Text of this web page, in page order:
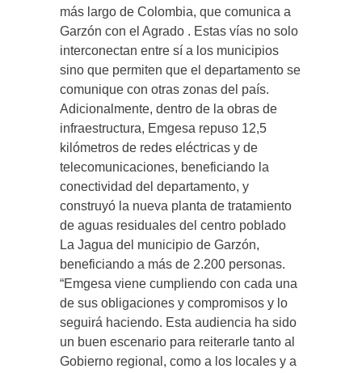
más largo de Colombia, que comunica a
Garzón con el Agrado . Estas vías no solo
interconectan entre sí a los municipios
sino que permiten que el departamento se
comunique con otras zonas del país.
Adicionalmente, dentro de la obras de
infraestructura, Emgesa repuso 12,5
kilómetros de redes eléctricas y de
telecomunicaciones, beneficiando la
conectividad del departamento, y
construyó la nueva planta de tratamiento
de aguas residuales del centro poblado
La Jagua del municipio de Garzón,
beneficiando a más de 2.200 personas.
“Emgesa viene cumpliendo con cada una
de sus obligaciones y compromisos y lo
seguirá haciendo. Esta audiencia ha sido
un buen escenario para reiterarle tanto al
Gobierno regional, como a los locales y a